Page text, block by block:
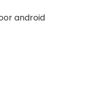
android